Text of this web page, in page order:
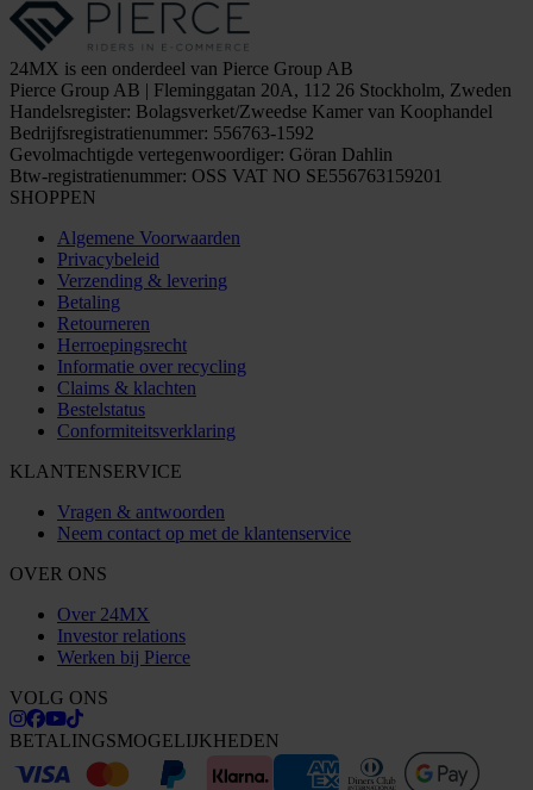
24MX is een onderdeel van Pierce Group AB
Pierce Group AB | Fleminggatan 20A, 112 26 Stockholm, Zweden
Handelsregister: Bolagsverket/Zweedse Kamer van Koophandel
Bedrijfsregistratienummer: 556763-1592
Gevolmachtigde vertegenwoordiger: Göran Dahlin
Btw-registratienummer: OSS VAT NO SE556763159201
SHOPPEN
Algemene Voorwaarden
Privacybeleid
Verzending & levering
Betaling
Retourneren
Herroepingsrecht
Informatie over recycling
Claims & klachten
Bestelstatus
Conformiteitsverklaring
KLANTENSERVICE
Vragen & antwoorden
Neem contact op met de klantenservice
OVER ONS
Over 24MX
Investor relations
Werken bij Pierce
VOLG ONS
BETALINGSMOGELIJKHEDEN